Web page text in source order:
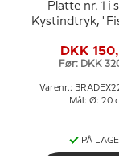
Platte nr. 1 i
Kystindtryk,
DKK
Før: DKK
Varenr.:
Mål: Ø: 20
PÅ